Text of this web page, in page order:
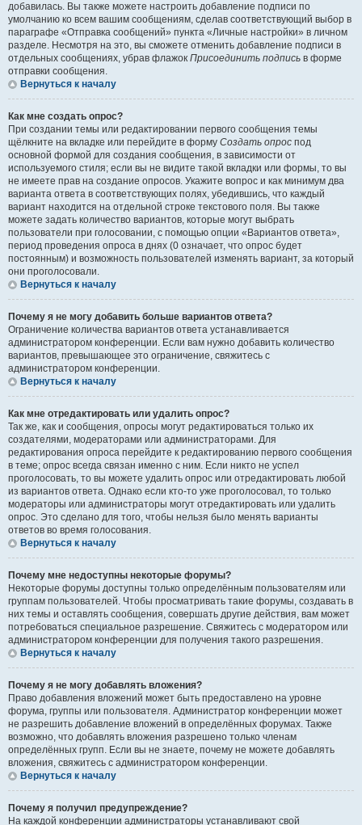
добавилась. Вы также можете настроить добавление подписи по
умолчанию ко всем вашим сообщениям, сделав соответствующий выбор в
параграфе «Отправка сообщений» пункта «Личные настройки» в личном
разделе. Несмотря на это, вы сможете отменить добавление подписи в
отдельных сообщениях, убрав флажок Присоединить подпись в форме
отправки сообщения.
Вернуться к началу
Как мне создать опрос?
При создании темы или редактировании первого сообщения темы
щёлкните на вкладке или перейдите в форму Создать опрос под
основной формой для создания сообщения, в зависимости от
используемого стиля; если вы не видите такой вкладки или формы, то вы
не имеете прав на создание опросов. Укажите вопрос и как минимум два
варианта ответа в соответствующих полях, убедившись, что каждый
вариант находится на отдельной строке текстового поля. Вы также
можете задать количество вариантов, которые могут выбрать
пользователи при голосовании, с помощью опции «Вариантов ответа»,
период проведения опроса в днях (0 означает, что опрос будет
постоянным) и возможность пользователей изменять вариант, за который
они проголосовали.
Вернуться к началу
Почему я не могу добавить больше вариантов ответа?
Ограничение количества вариантов ответа устанавливается
администратором конференции. Если вам нужно добавить количество
вариантов, превышающее это ограничение, свяжитесь с
администратором конференции.
Вернуться к началу
Как мне отредактировать или удалить опрос?
Так же, как и сообщения, опросы могут редактироваться только их
создателями, модераторами или администраторами. Для
редактирования опроса перейдите к редактированию первого сообщения
в теме; опрос всегда связан именно с ним. Если никто не успел
проголосовать, то вы можете удалить опрос или отредактировать любой
из вариантов ответа. Однако если кто-то уже проголосовал, то только
модераторы или администраторы могут отредактировать или удалить
опрос. Это сделано для того, чтобы нельзя было менять варианты
ответов во время голосования.
Вернуться к началу
Почему мне недоступны некоторые форумы?
Некоторые форумы доступны только определённым пользователям или
группам пользователей. Чтобы просматривать такие форумы, создавать в
них темы и оставлять сообщения, совершать другие действия, вам может
потребоваться специальное разрешение. Свяжитесь с модератором или
администратором конференции для получения такого разрешения.
Вернуться к началу
Почему я не могу добавлять вложения?
Право добавления вложений может быть предоставлено на уровне
форума, группы или пользователя. Администратор конференции может
не разрешить добавление вложений в определённых форумах. Также
возможно, что добавлять вложения разрешено только членам
определённых групп. Если вы не знаете, почему не можете добавлять
вложения, свяжитесь с администратором конференции.
Вернуться к началу
Почему я получил предупреждение?
На каждой конференции администраторы устанавливают свой